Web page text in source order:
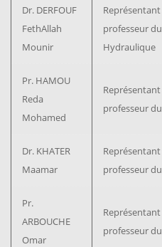
Dr. DERFOUF
FethAllah
Mounir
professeur
Hydraulique
Pr. HAMOU
Reda
Mohamed
professeur
Dr. KHATER
Maamar
professeur
Pr.
ARBOUCHE
Omar
professeur